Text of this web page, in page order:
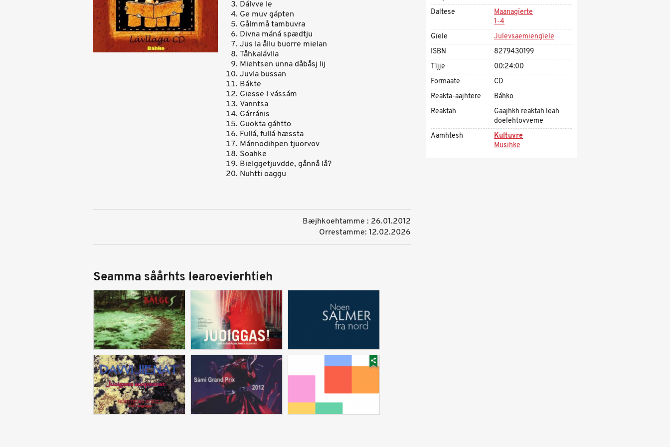
Dálvve le
Ge muv gápten
Gålmmå tambuvra
Divna máná spædtju
Jus la ållu buorre mielan
Tåhkalávlla
Miehtsen unna dåbåsj lij
Juvla bussan
Bákte
Giesse l vássám
Vanntsa
Gárránis
Guokta gáhtto
Fullá, fullá hæssta
Mánnodihpen tjuorvov
Soahke
Bielggetjuvdde, gånnå lå?
Nuhtti oaggu
Bæjhkoehtamme : 26.01.2012
Orrestamme: 12.02.2026
Seamma såårhts learoevierhtieh
Daltese
Maanagïerte
1-4
Gïele
Julevsaemiengïele
ISBN
8279430199
Tïjje
00:24:00
Formaate
CD
Reakta-aajhtere
Báhko
Reaktah
Gaajhkh reaktah leah
doelehtovveme
Aamhtesh
Kultuvre
Musihke